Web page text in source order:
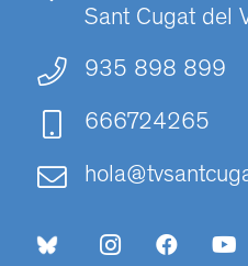
Sant Cugat del
935 898 899
666724265